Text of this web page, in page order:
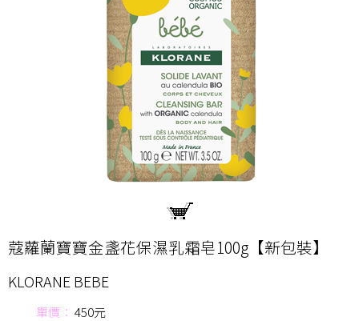
蔻蘿蘭寶寶金盞花保濕乳霜皂100g【新包裝】
KLORANE BEBE
單價： 450元